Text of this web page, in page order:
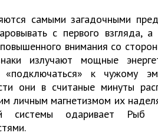
самыми загадочными
с первого взгляда, а
внимания со
излучают мощные
«подключаться» к чужому
они в считаные минуты
личным магнетизмом их
системы одаривает Рыб